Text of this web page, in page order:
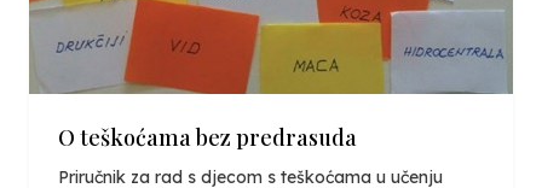
O teškoćama bez predrasuda
Priručnik za rad s djecom s teškoćama u učenju